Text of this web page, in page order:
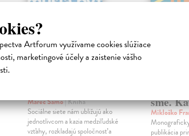
Artforum využívame cookies slúžiace
marketingové účely a zaistenie vášho
Marec Samo| Kniha
Sociálne siete nám ubližujú ako
jednotlivcom a kazia medziľudské
vzťahy, rozkladajú spoločnosť a
sme.
Mikloško
publikácia